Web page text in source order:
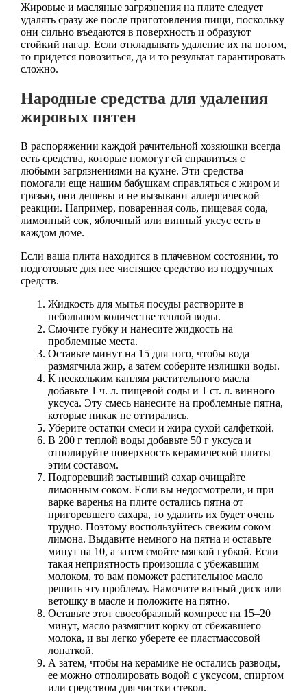
Жировые и масляные загрязнения на плите следует
удалять сразу же после приготовления пищи, поскольку
они сильно въедаются в поверхность и образуют
стойкий нагар. Если откладывать удаление их на потом,
то придется повозиться, да и то результат гарантировать
сложно.
Народные средства для удаления
жировых пятен
В распоряжении каждой рачительной хозяюшки всегда
есть средства, которые помогут ей справиться с
любыми загрязнениями на кухне. Эти средства
помогали еще нашим бабушкам справляться с жиром и
грязью, они дешевы и не вызывают аллергической
реакции. Например, поваренная соль, пищевая сода,
лимонный сок, яблочный или винный уксус есть в
каждом доме.
Если ваша плита находится в плачевном состоянии, то
подготовьте для нее чистящее средство из подручных
средств.
Жидкость для мытья посуды растворите в
небольшом количестве теплой воды.
Смочите губку и нанесите жидкость на
проблемные места.
Оставьте минут на 15 для того, чтобы вода
размягчила жир, а затем соберите излишки воды.
К нескольким каплям растительного масла
добавьте 1 ч. л. пищевой соды и 1 ст. л. винного
уксуса. Эту смесь нанесите на проблемные пятна,
которые никак не оттирались.
Уберите остатки смеси и жира сухой салфеткой.
В 200 г теплой воды добавьте 50 г уксуса и
отполируйте поверхность керамической плиты
этим составом.
Подгоревший застывший сахар очищайте
лимонным соком. Если вы недосмотрели, и при
варке варенья на плите остались пятна от
пригоревшего сахара, то удалить их будет очень
трудно. Поэтому воспользуйтесь свежим соком
лимона. Выдавите немного на пятна и оставьте
минут на 10, а затем смойте мягкой губкой. Если
такая неприятность произошла с убежавшим
молоком, то вам поможет растительное масло
решить эту проблему. Намочите ватный диск или
ветошку в масле и положите на пятно.
Оставьте этот своеобразный компресс на 15–20
минут, масло размягчит корку от сбежавшего
молока, и вы легко уберете ее пластмассовой
лопаткой.
А затем, чтобы на керамике не остались разводы,
ее можно отполировать водой с уксусом, спиртом
или средством для чистки стекол.